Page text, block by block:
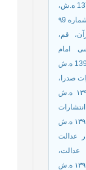
بازدارنده ها، مجله حوزه مرداد و شهریور 1379 ه.ش،
۹9
قم،
امام
صدرا،
ه.ش
عدالت